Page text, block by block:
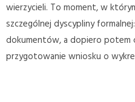
wierzycieli. To moment, w
szczególnej dyscypliny
dokumentów, a dopiero potem
przygotowanie wniosku o